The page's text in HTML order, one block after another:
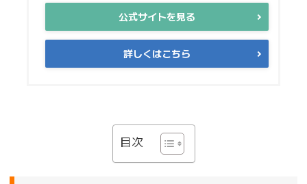
公式サイトを見る
詳しくはこちら
目次